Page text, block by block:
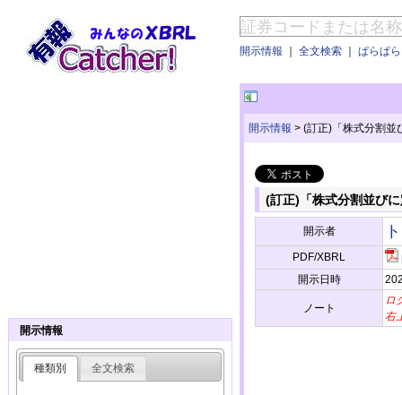
開示情報 ｜ 全文検索 ｜ ぱらぱ
開示情報 > (訂正)「株式分割並
(訂正)「株式分割並び
開示者
PDF/XBRL
開示日時
ノート
ロ
右
開示情報
種類別 全文検索